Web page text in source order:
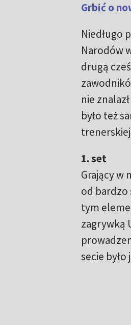
Grbić o
Niedługo
Narodów
drugą
nie
było też
1. set
Grający w
od bardzo
tym
zagrywką
secie